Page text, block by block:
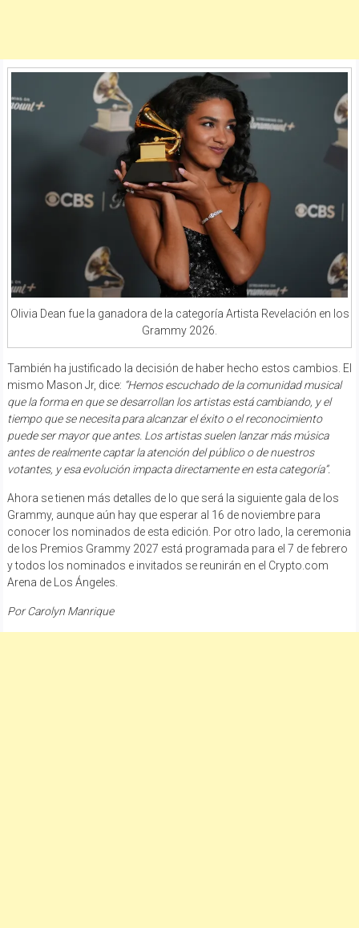
Olivia Dean fue la ganadora de la categoría Artista Revelación en los
Grammy 2026.
También ha justificado la decisión de haber hecho estos cambios. El
mismo Mason Jr, dice: “Hemos escuchado de la comunidad musical
que la forma en que se desarrollan los artistas está cambiando, y el
tiempo que se necesita para alcanzar el éxito o el reconocimiento
puede ser mayor que antes. Los artistas suelen lanzar más música
antes de realmente captar la atención del público o de nuestros
votantes, y esa evolución impacta directamente en esta categoría”.
Ahora se tienen más detalles de lo que será la siguiente gala de los
Grammy, aunque aún hay que esperar al 16 de noviembre para
conocer los nominados de esta edición. Por otro lado, la ceremonia
de los Premios Grammy 2027 está programada para el 7 de febrero
y todos los nominados e invitados se reunirán en el Crypto.com
Arena de Los Ángeles.
Por Carolyn Manrique